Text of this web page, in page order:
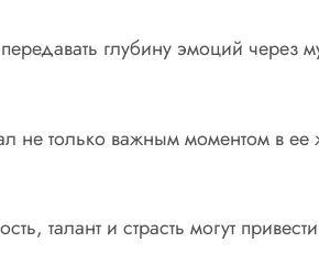
глубину эмоций
не только важным моментом в
талант и страсть могут